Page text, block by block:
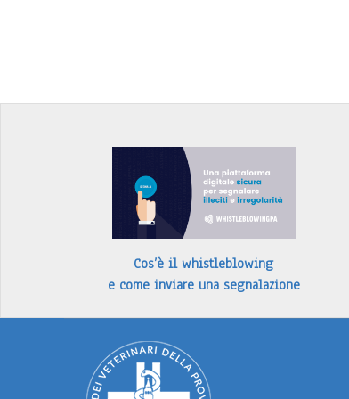
Cos’è il whistleblowing
e come inviare una segnalazione